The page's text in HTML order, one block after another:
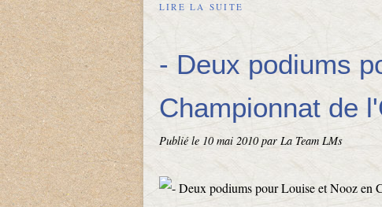
LIRE LA SUITE
- Deux podiums
Championnat de
Publié le 10 mai 2010par La Team LMs